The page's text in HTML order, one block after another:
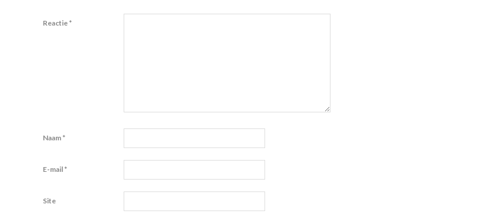
Reactie*
Naam*
E-mail*
Site